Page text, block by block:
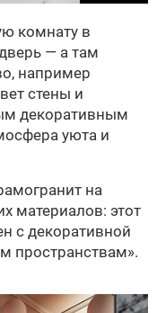
комнату в
— а там
например
стены и
декоративным
уюта и
на
материалов: этот
с декоративной
пространствам».